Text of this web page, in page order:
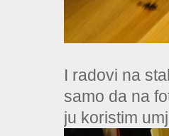
I radovi na
samo da na
ju koristim